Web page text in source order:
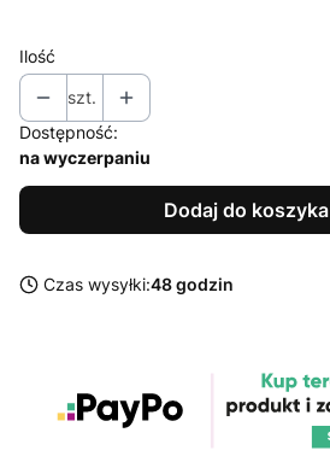
Ilość
szt.
Dostępność:
na wyczerpaniu
Dodaj do koszyka
Czas wysyłki:48 godzin